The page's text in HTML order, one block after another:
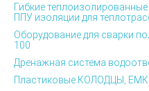
Гибкие
ППУ изоляции для
Оборудование для сварки
100
Дренажная система
Пластиковые КОЛОДЦЫ,